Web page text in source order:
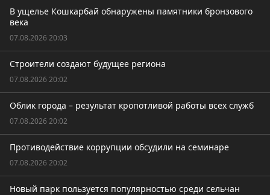
В ущелье Кошкарбай обнаружены памятники бронзового
века
07.08.2026 20:03
Строители создают будущее региона
07.08.2026 20:02
Облик города – результат кропотливой работы всех служб
07.08.2026 20:02
Противодействие коррупции обсудили на семинаре
07.08.2026 20:02
Новый парк пользуется популярностью среди сельчан